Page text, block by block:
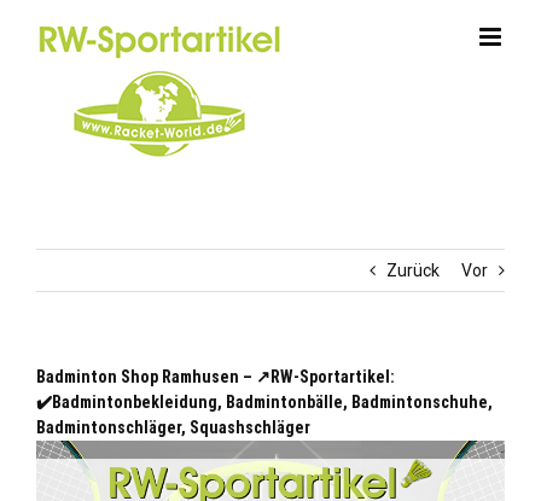
Zurück Vor
Badminton Shop Ramhusen – ↗️RW-Sportartikel:
✔️Badmintonbekleidung, Badmintonbälle, Badmintonschuhe,
Badmintonschläger, Squashschläger